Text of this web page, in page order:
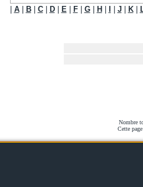
A| B| C| D| E| F| G| H J| K|
Nombre
Cette